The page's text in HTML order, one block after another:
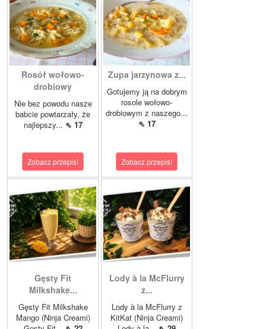
Rosół wołowo-
drobiowy
Nie bez powodu nasze
babcie powtarzały, że
najlepszy... ⇖ 17
Zobacz przepis!
Zupa jarzynowa z...
Gotujemy ją na dobrym
rosole wołowo-
drobiowym z naszego...
⇖ 17
Zobacz przepis!
Gęsty Fit
Milkshake...
Gęsty Fit Milkshake
Mango (Ninja Creami)
Lody à la McFlurry
z...
Lody à la McFlurry z
KitKat (Ninja Creami)